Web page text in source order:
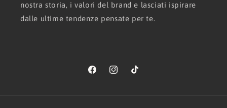
nostra storia, i valori del brand e lasciati ispirare
dalle ultime tendenze pensate per te.
FacebookInstagramTikTok